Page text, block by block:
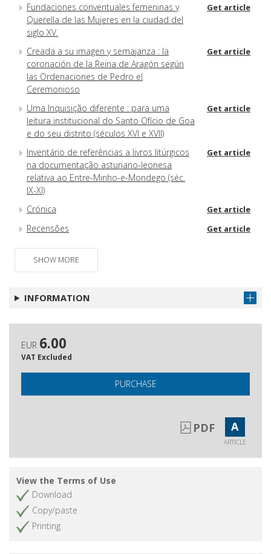
Fundaciones conventuales femeninas y
Querella de las Mujeres en la ciudad del
siglo XV.
Get article
Creada a su imagen y semajanza : la
coronación de la Reina de Aragón según
las Ordenaciones de Pedro el
Ceremonioso
Get article
Uma Inquisição diferente : para uma
leitura institucional do Santo Ofício de Goa
e do seu distrito (séculos XVI e XVII)
Get article
Inventário de referências a livros litúrgicos
na documentação asturiano-leonesa
relativa ao Entre-Minho-e-Mondego (séc.
IX-XI)
Get article
Crónica Get article
Recensões Get article
SHOW MORE
INFORMATION
EUR 6.00
VAT Excluded
PURCHASE
PDF A
ARTICLE
View the Terms of Use
Download
Copy/paste
Printing